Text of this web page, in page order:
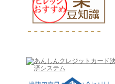
－－－－－－－－－－－－